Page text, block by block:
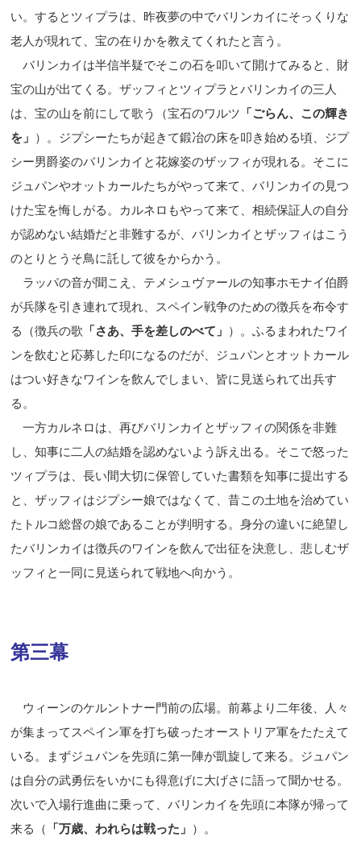
い。するとツィプラは、昨夜夢の中でバリンカイにそっくりな
老人が現れて、宝の在りかを教えてくれたと言う。
バリンカイは半信半疑でそこの石を叩いて開けてみると、財
宝の山が出てくる。ザッフィとツィプラとバリンカイの三人
は、宝の山を前にして歌う（宝石のワルツ 「ごらん、この輝き
を」 ）。ジプシーたちが起きて鍛冶の床を叩き始める頃、ジプ
シー男爵姿のバリンカイと花嫁姿のザッフィが現れる。そこに
ジュパンやオットカールたちがやって来て、バリンカイの見つ
けた宝を悔しがる。カルネロもやって来て、相続保証人の自分
が認めない結婚だと非難するが、バリンカイとザッフィはこう
のとりとうそ鳥に託して彼をからかう。
ラッパの音が聞こえ、テメシュヴァールの知事ホモナイ伯爵
が兵隊を引き連れて現れ、スペイン戦争のための徴兵を布令す
る（徴兵の歌 「さあ、手を差しのべて」 ）。ふるまわれたワイ
ンを飲むと応募した印になるのだが、ジュパンとオットカール
はつい好きなワインを飲んでしまい、皆に見送られて出兵す
る。
一方カルネロは、再びバリンカイとザッフィの関係を非難
し、知事に二人の結婚を認めないよう訴え出る。そこで怒った
ツィプラは、長い間大切に保管していた書類を知事に提出する
と、ザッフィはジプシー娘ではなくて、昔この土地を治めてい
たトルコ総督の娘であることが判明する。身分の違いに絶望し
たバリンカイは徴兵のワインを飲んで出征を決意し、悲しむザ
ッフィと一同に見送られて戦地へ向かう。
第三幕
ウィーンのケルントナー門前の広場。前幕より二年後、人々
が集まってスペイン軍を打ち破ったオーストリア軍をたたえて
いる。まずジュパンを先頭に第一陣が凱旋して来る。ジュパン
は自分の武勇伝をいかにも得意げに大げさに語って聞かせる。
次いで入場行進曲に乗って、バリンカイを先頭に本隊が帰って
来る（
「万歳、われらは戦った」 ）。